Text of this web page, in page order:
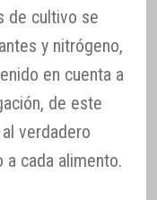
de cultivo se
y nitrógeno,
en cuenta a
de este
verdadero
cada alimento.